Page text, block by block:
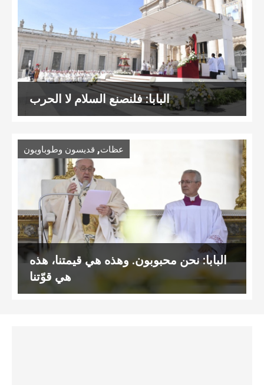
البابا: فلنصنع السلام لا الحرب
عظات, قديسون وطوباويون
البابا: نحن محبوبون. وهذه هي قيمتنا، هذه
هي قوّتنا